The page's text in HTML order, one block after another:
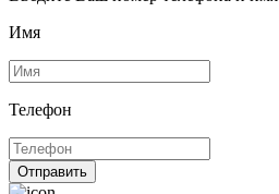
Имя
Телефон
Отправить